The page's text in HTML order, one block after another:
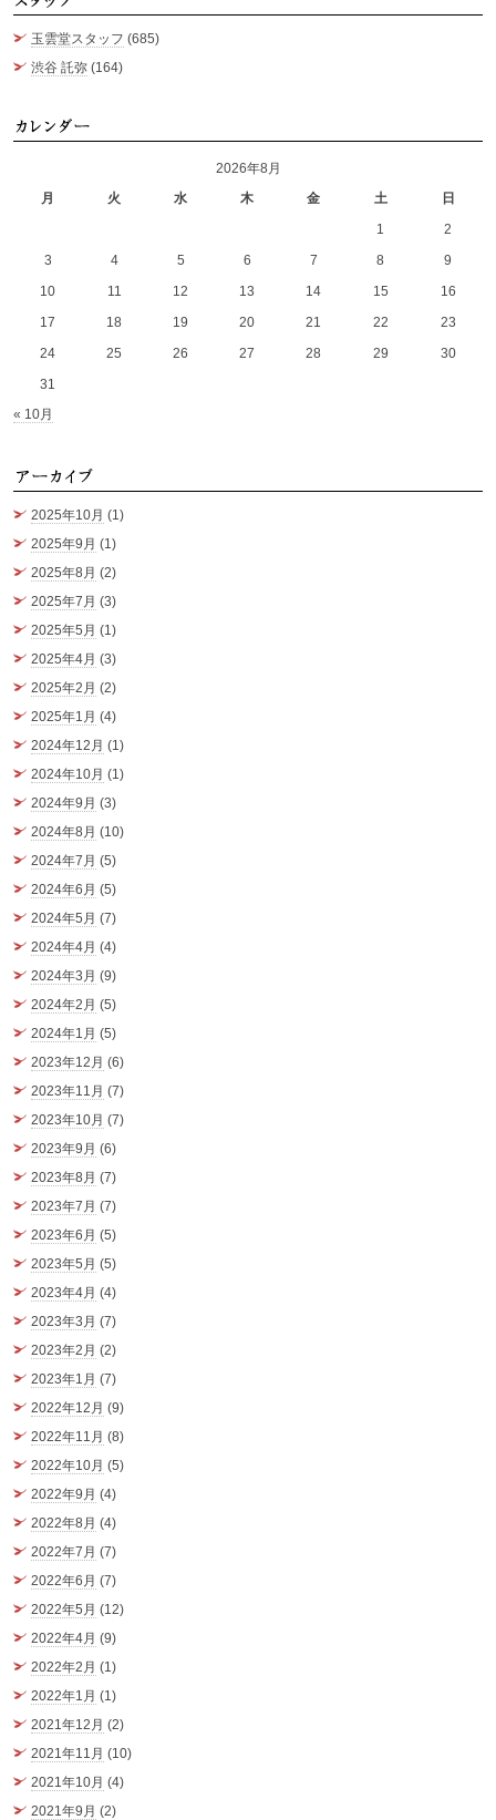
玉雲堂スタッフ (685)
渋谷 託弥 (164)
2026年8月
月
火 水 木 金 土
日
1
2
3
4 5 6 7 8
9
10
11 12 13 14 15
16
17
18 19 20 21 22
23
24
25 26 27 28 29
30
31
« 10月
2025年10月 (1)
2025年9月 (1)
2025年8月 (2)
2025年7月 (3)
2025年5月 (1)
2025年4月 (3)
2025年2月 (2)
2025年1月 (4)
2024年12月 (1)
2024年10月 (1)
2024年9月 (3)
2024年8月 (10)
2024年7月 (5)
2024年6月 (5)
2024年5月 (7)
2024年4月 (4)
2024年3月 (9)
2024年2月 (5)
2024年1月 (5)
2023年12月 (6)
2023年11月 (7)
2023年10月 (7)
2023年9月 (6)
2023年8月 (7)
2023年7月 (7)
2023年6月 (5)
2023年5月 (5)
2023年4月 (4)
2023年3月 (7)
2023年2月 (2)
2023年1月 (7)
2022年12月 (9)
2022年11月 (8)
2022年10月 (5)
2022年9月 (4)
2022年8月 (4)
2022年7月 (7)
2022年6月 (7)
2022年5月 (12)
2022年4月 (9)
2022年2月 (1)
2022年1月 (1)
2021年12月 (2)
2021年11月 (10)
2021年10月 (4)
2021年9月 (2)